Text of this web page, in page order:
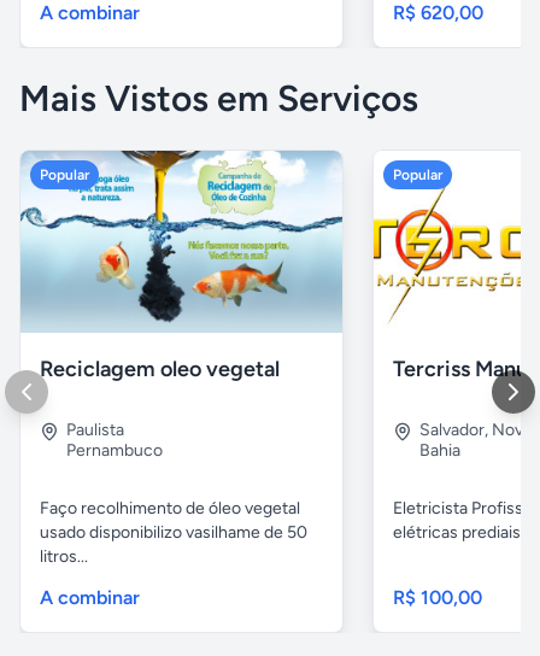
A combinar R$ 620,00
Mais Vistos em Serviços
Popular
Reciclagem oleo vegetal
Paulista
Pernambuco
Faço recolhimento de óleo vegetal
usado disponibilizo vasilhame de 50
litros...
A combinar
Popular
Salvador, Nova
Bahia
Eletricista
elétricas prediais e
R$ 100,00